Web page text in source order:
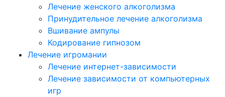
Лечение женского алкоголизма
Принудительное лечение алкоголизма
Вшивание ампулы
Кодирование гипнозом
Лечение игромании
Лечение интернет-зависимости
Лечение зависимости от компьютерных
игр